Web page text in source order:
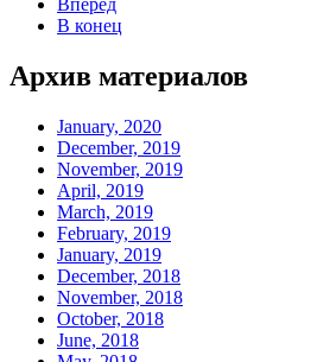
В конец
Архив материалов
January, 2020
December, 2019
November, 2019
April, 2019
March, 2019
February, 2019
January, 2019
December, 2018
November, 2018
October, 2018
June, 2018